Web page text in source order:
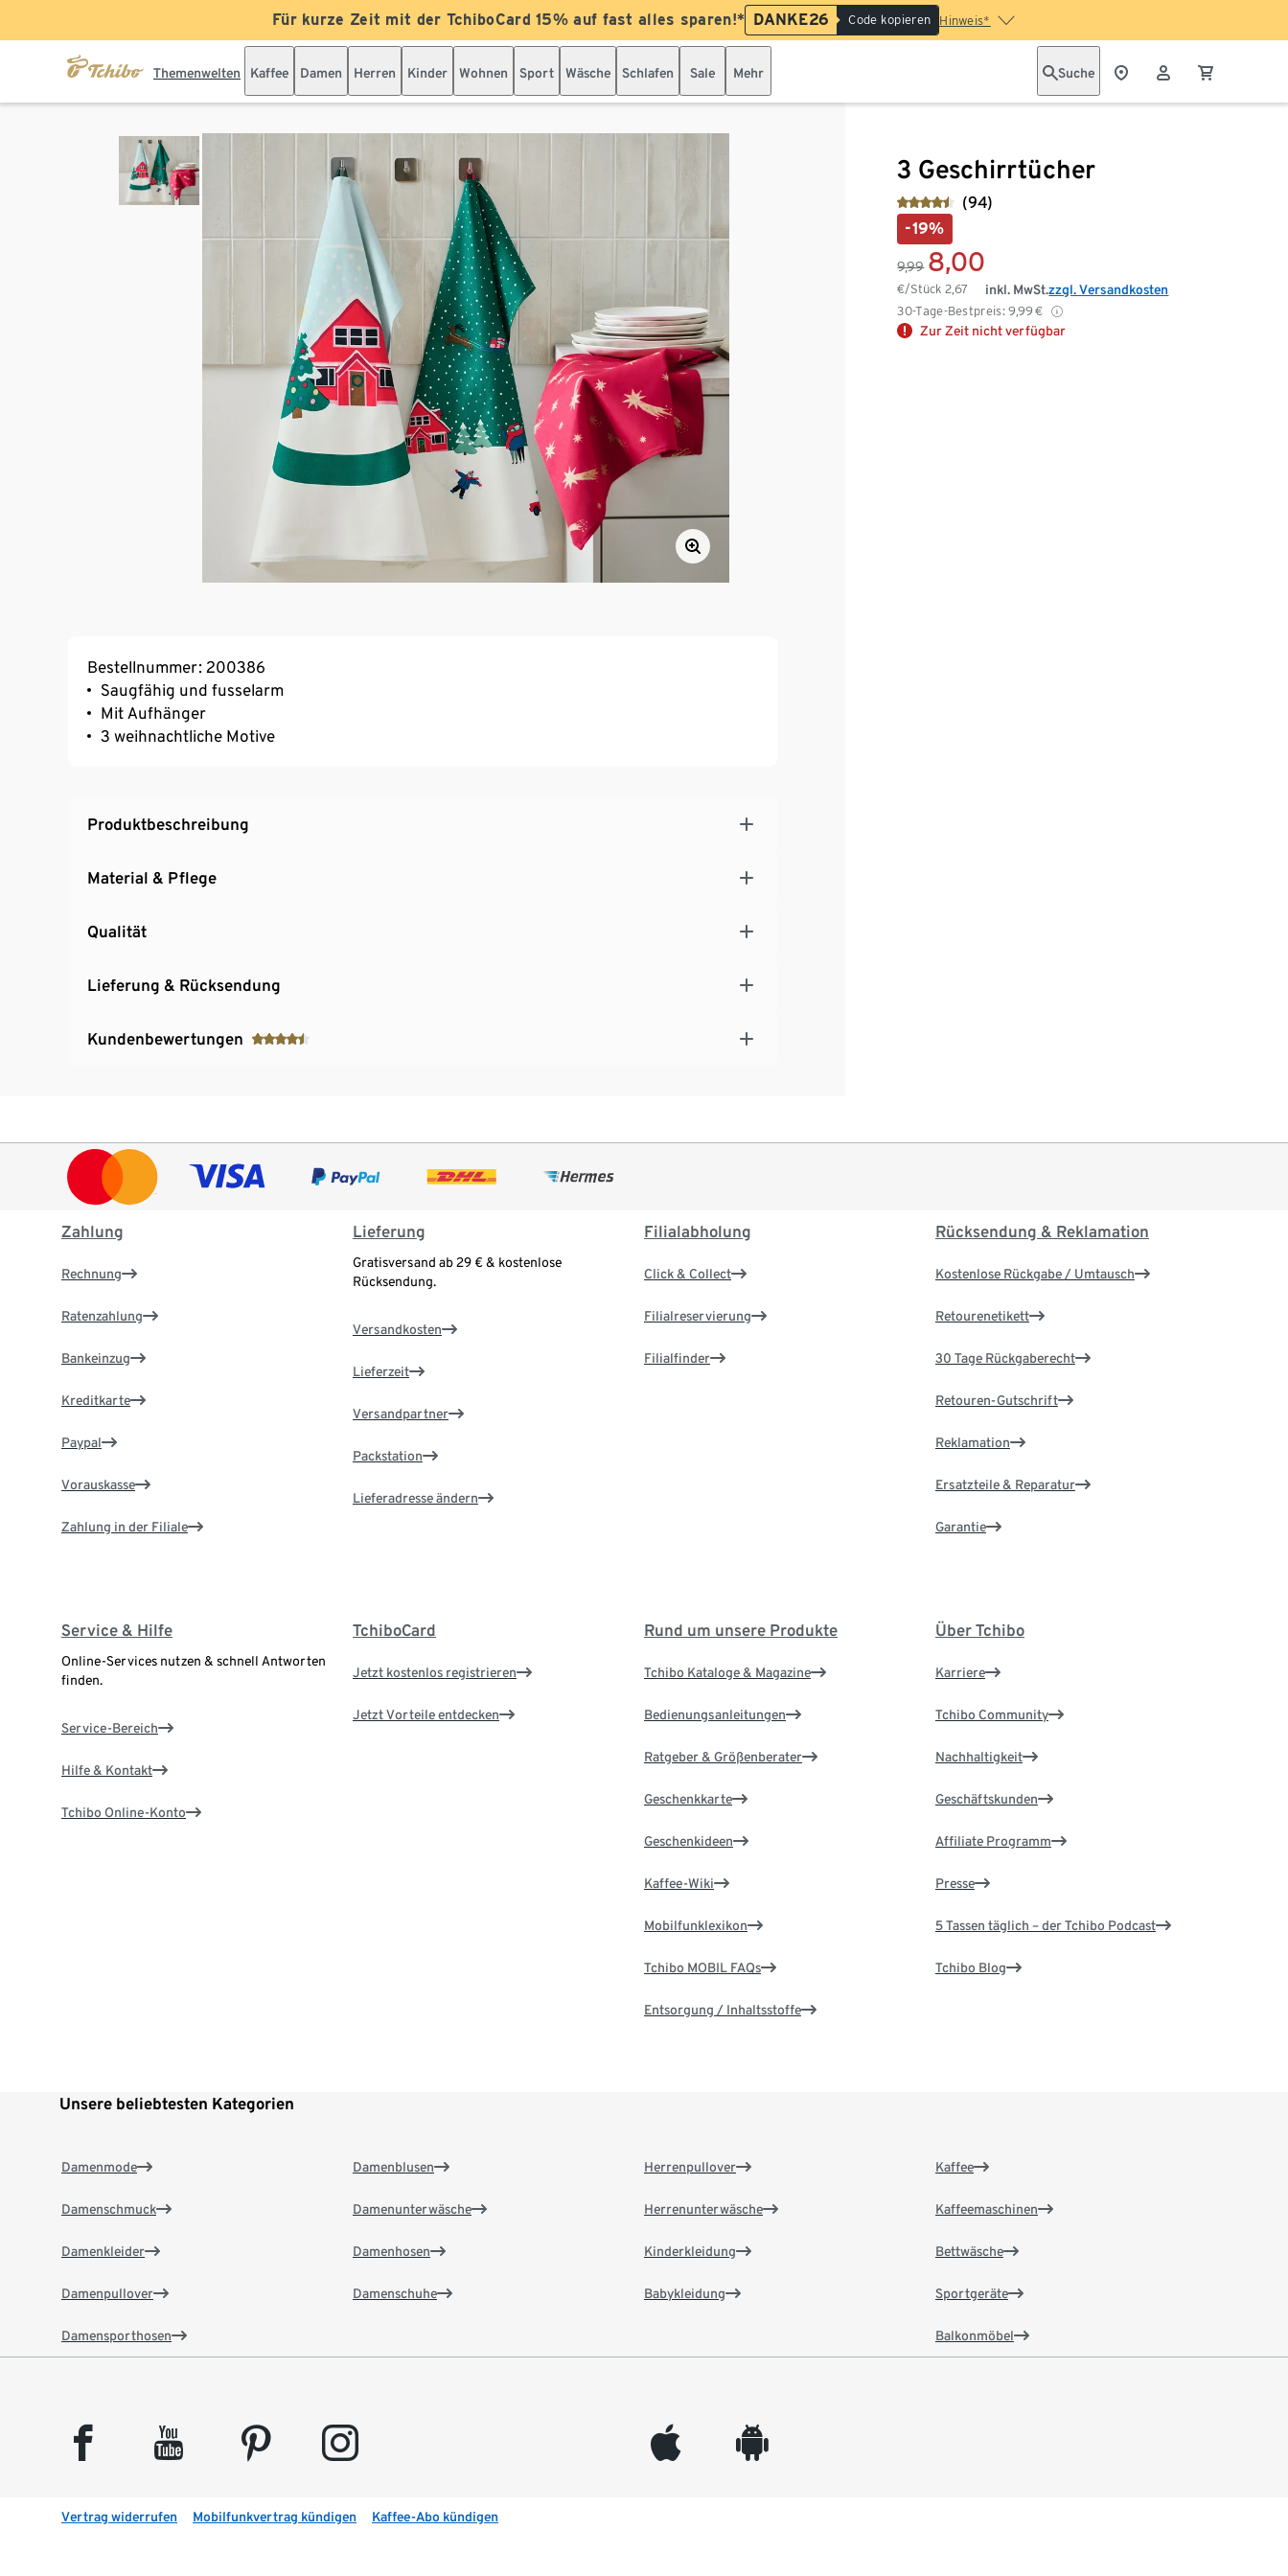
Für kurze Zeit mit der TchiboCard 15% auf fast alles sparen!* DANKE26 Code kopieren Hinweis*
Themenwelten Kaffee Damen Herren Kinder Wohnen Sport Wäsche Schlafen Sale Mehr Suche
3 Geschirrtücher
(94)
-19%
9,99 8,00
€/Stück2,67
30-Tage-Bestpreis: 9,99€
inkl. MwSt.zzgl. Versandkosten
Zur Zeit nicht verfügbar
Bestellnummer: 200386
Saugfähig und fusselarm
Mit Aufhänger
3 weihnachtliche Motive
Produktbeschreibung
Material & Pflege
Qualität
Lieferung & Rücksendung
Kundenbewertungen
Zahlung
Rechnung
Ratenzahlung
Bankeinzug
Kreditkarte
Paypal
Vorauskasse
Zahlung in der Filiale
Lieferung
Gratisversand ab 29 € & kostenlose
Rücksendung.
Versandkosten
Lieferzeit
Versandpartner
Packstation
Lieferadresse ändern
Filialabholung
Click & Collect
Filialreservierung
Filialfinder
Rücksendung & Reklamation
Kostenlose Rückgabe / Umtausch
Retourenetikett
30 Tage Rückgaberecht
Retouren-Gutschrift
Reklamation
Ersatzteile & Reparatur
Garantie
Service & Hilfe
Online-Services nutzen & schnell Antworten
finden.
Service-Bereich
Hilfe & Kontakt
Tchibo Online-Konto
TchiboCard
Jetzt kostenlos registrieren
Jetzt Vorteile entdecken
Rund um unsere Produkte
Tchibo Kataloge & Magazine
Bedienungsanleitungen
Ratgeber & Größenberater
Geschenkkarte
Geschenkideen
Kaffee-Wiki
Mobilfunklexikon
Tchibo MOBIL FAQs
Entsorgung / Inhaltsstoffe
Über Tchibo
Karriere
Tchibo Community
Nachhaltigkeit
Geschäftskunden
Affiliate Programm
Presse
5 Tassen täglich – der Tchibo Podcast
Tchibo Blog
Unsere beliebtesten Kategorien
Damenmode
Damenschmuck
Damenkleider
Damenpullover
Damensporthosen
Damenblusen
Damenunterwäsche
Damenhosen
Damenschuhe
Herrenpullover
Herrenunterwäsche
Kinderkleidung
Babykleidung
Kaffee
Kaffeemaschinen
Bettwäsche
Sportgeräte
Balkonmöbel
facebook youtube pinterest instagram appleinc android
Vertrag widerrufen Mobilfunkvertrag kündigen Kaffee-Abo kündigen